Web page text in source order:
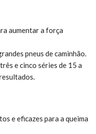
aumentar a força
pneus de caminhão.
e cinco séries de 15 a
e eficazes para a queima